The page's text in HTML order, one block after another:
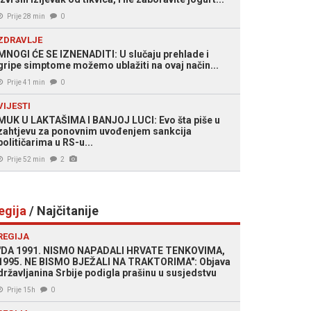
Prije 28 min 0
ĆE SE IZNENADITI: U slučaju prehlade i
simptome možemo ublažiti na ovaj način...
Prije 41 min 0
U LAKTAŠIMA I BANJOJ LUCI: Evo šta piše u
za ponovnim uvođenjem sankcija
u RS-u...
Prije 52 min 2
/ Najčitanije
1991. NISMO NAPADALI HRVATE TENKOVIMA,
NE BISMO BJEŽALI NA TRAKTORIMA": Objava
Srbije podigla prašinu u susjedstvu
Prije 15h 0